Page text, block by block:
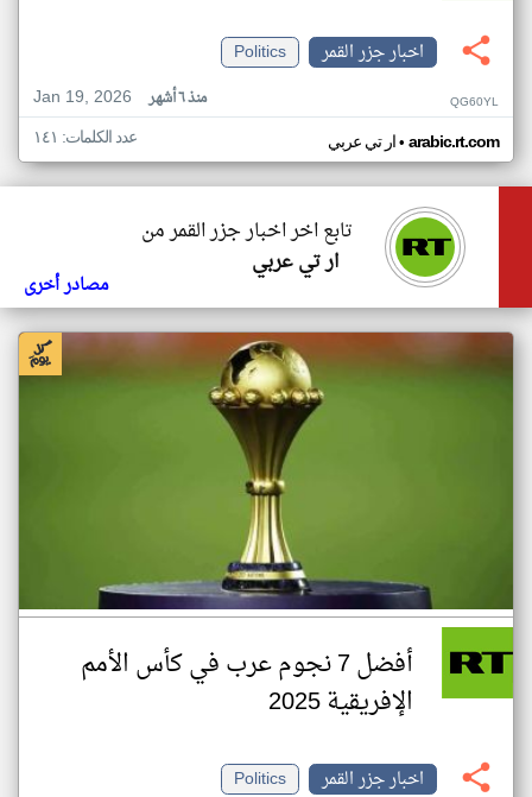
اخبار جزر القمر
Politics
Jan 19, 2026
منذ ٦ أشهر QG60YL
ار تي عربي• arabic.rt.com عدد الكلمات: ١٤١
تابع اخر اخبار جزر القمر من
ار تي عربي
مصادر أخرى
أفضل 7 نجوم عرب في كأس الأمم
الإفريقية 2025
اخبار جزر القمر
Politics